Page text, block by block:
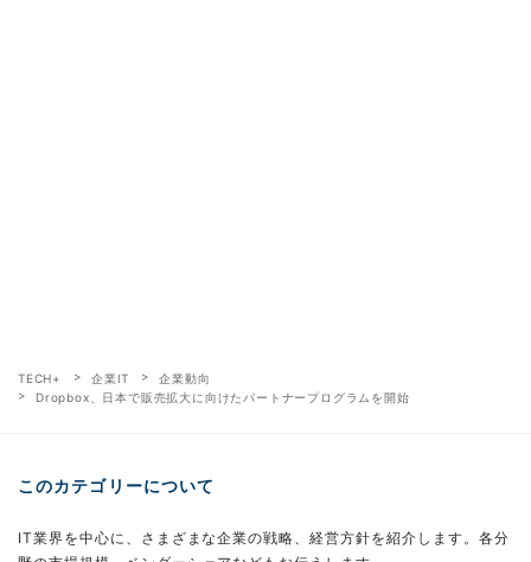
TECH+ 企業IT
企業動向
Dropbox、日本で販売拡大に向けたパートナープログラムを開始
このカテゴリーについて
IT業界を中心に、さまざまな企業の戦略、経営方針を紹介します。各分